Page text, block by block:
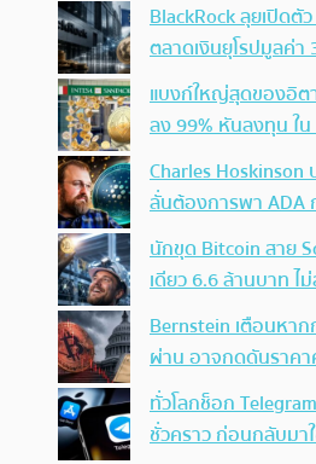
BlackRock ลุยเปิดตั
ตลาดเงินยุโรปมูลค่
แบงก์ใหญ่สุดของอิต
ลง 99% หันลงทุน ใ
Charles
ลั่นต้องการพา ADA
นักขุด Bitcoin สาย
เดียว 6.6 ล้านบาท
Bernstein เตือนหาก
ผ่าน อาจกดดันราคา
ทั่วโลกช็อก
ชั่วคราว ก่อนกลับมา